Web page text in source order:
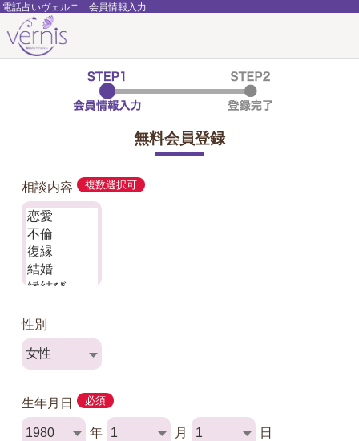
電話占いヴェルニ 会員情報入力
無料会員登録
相談内容 複数選択可
性別
生年月日 必須
年 月 日